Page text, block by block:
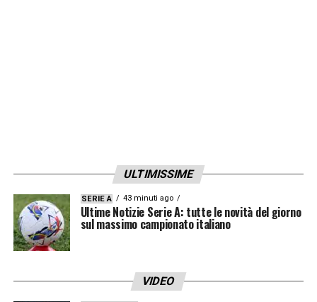
LA PLAYLIST DELLE NOSTRE TOP NEWS
ULTIMISSIME
SERIE A 43 minuti ago
Ultime Notizie Serie A: tutte le novità del giorno
sul massimo campionato italiano
VIDEO